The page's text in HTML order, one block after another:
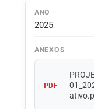
ANO
2025
ANEXOS
PDF